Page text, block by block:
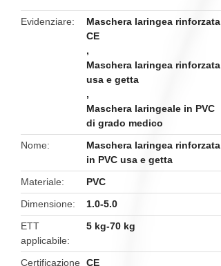
Evidenziare
Maschera laringea rinforzata
CE
,
Maschera laringea rinforzata
usa e getta
,
Maschera laringeale in PVC
di grado medico
Nome
Maschera laringea rinforzata
in PVC usa e getta
Materiale
PVC
Dimensione
1.0-5.0
ETT
applicabile
5 kg-70 kg
Certificazione CE